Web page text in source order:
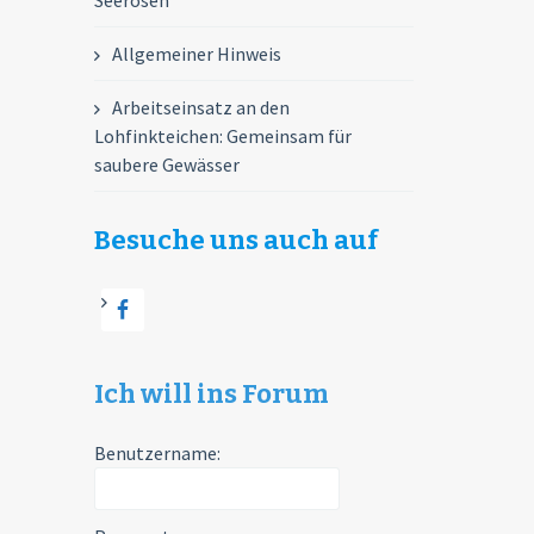
Allgemeiner Hinweis
Arbeitseinsatz an den
Lohfinkteichen: Gemeinsam für
saubere Gewässer
Besuche uns auch auf
Ich will ins Forum
Benutzername: